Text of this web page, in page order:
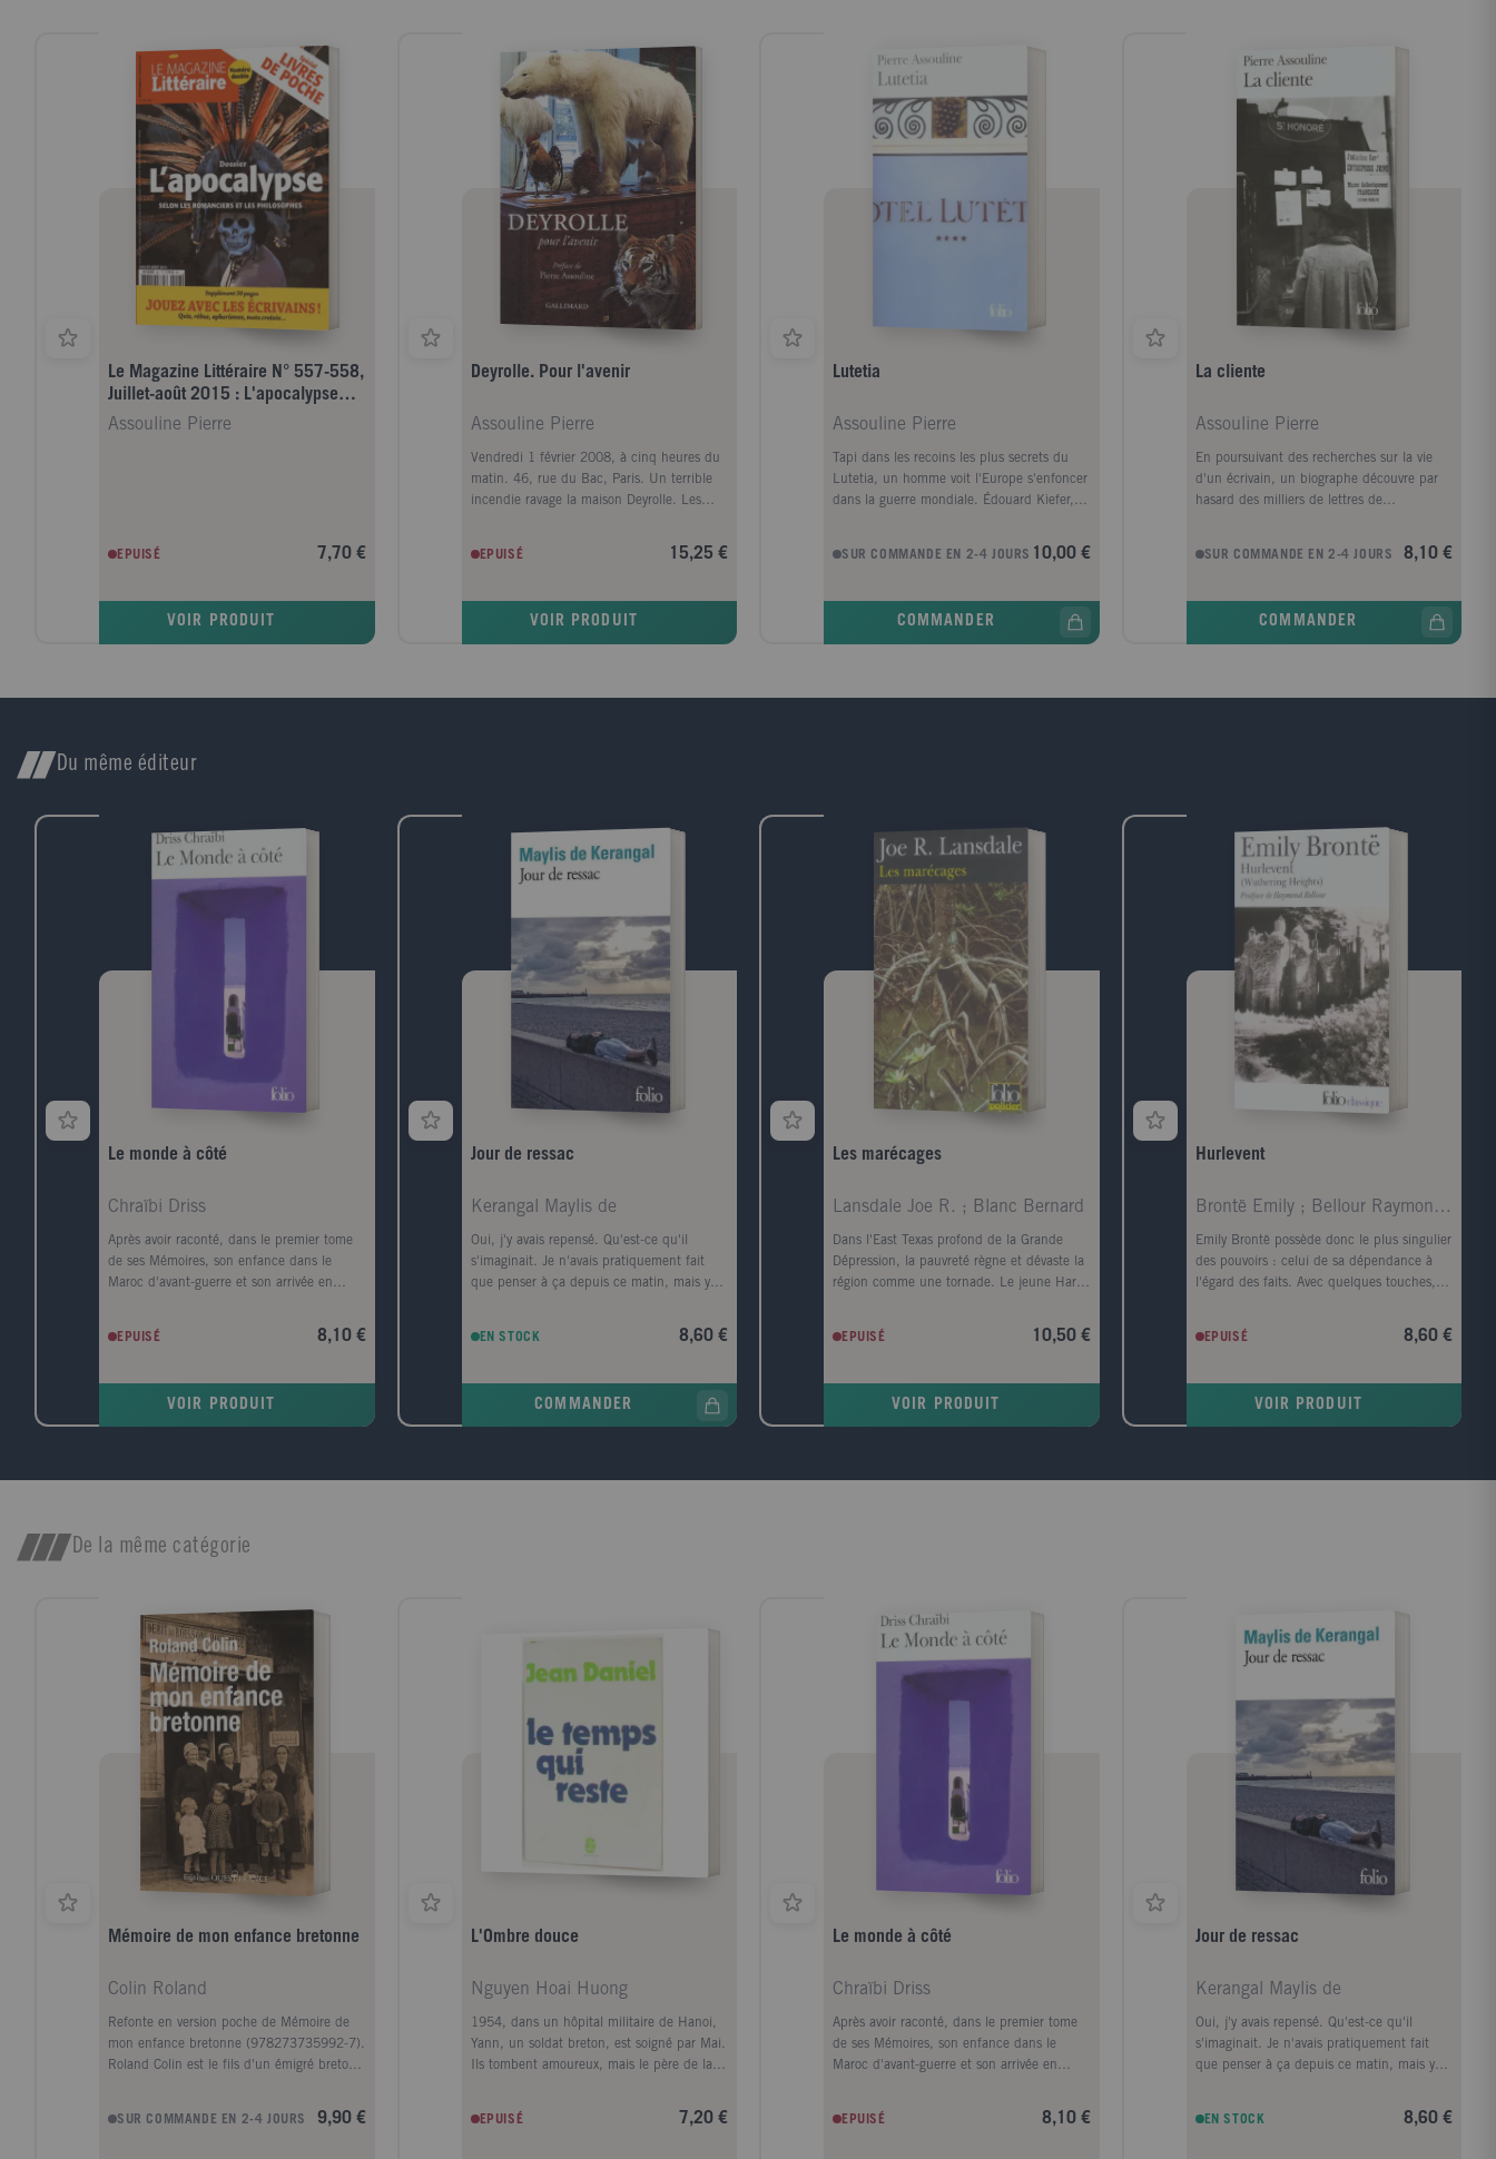
Le Magazine Littéraire N° 557-558,
Juillet-août 2015 : L'apocalypse
selon les romanciers et les phil
Assouline Pierre
EPUISÉ 7,70 €
VOIR PRODUIT
Deyrolle. Pour l'avenir
Assouline Pierre
Vendredi 1 février 2008, à cinq heures du
matin. 46, rue du Bac, Paris. Un terrible
incendie ravage la maison Deyrolle. Les
emblématique qui offrait, depuis plus d'un
les fidèles de l'enseigne à travers le monde.
Car l'art et le savoir-faire de Deyrolle sont
Parmi eux, l'écrivain Pierre Assouline, qui
présente cet hommage à une grande
commun et dont la renaissance contentera
nos imaginaires comme notre soif de
connaître
EPUISÉ 15,25 €
VOIR PRODUIT
Lutetia
Assouline Pierre
Tapi dans les recoins les plus secrets du
Lutetia, un homme voit l'Europe s'enfoncer
dans la guerre mondiale. Édouard Kiefer,
chargé de la sécurité de l'hôtel et de ses
clients. Discret et intouchable, nul ne sait
sombres de la collaboration, cet homme,
pourtant, est hanté par une question :
retour des camps. En accordant précision
biographique et souffle romanesque, Pierre
Assouline redonne vie à la légende perdue
du grand hôtel, avec un art du clair-obscur
qui convient mieux que tout autre au
mythique Lutetia.
SUR COMMANDE EN 2-4 JOURS 10,00 €
COMMANDER
La cliente
Assouline Pierre
En poursuivant des recherches sur la vie
d'un écrivain, un biographe découvre par
hasard des milliers de lettres de
elles sont en principe inconsultables. L'une
d'entre elles concerne l'un de ses propres
quel instinct? Le nom du délateur figure
dans les dossiers. Soit non, mais pas ses
Méditation sur la banalité du mal, ce récit
est celui d'un obsessionnel que la volonté
de comprendre a failli faire basculer de
l'autre côté du miroir.
SUR COMMANDE EN 2-4 JOURS 8,10 €
COMMANDER
Du même éditeur
Le monde à côté
Chraïbi Driss
Après avoir raconté, dans le premier tome
de ses Mémoires, son enfance dans le
Maroc d'avant-guerre et son arrivée en
de son récit autobiographique. Au début
amoureux voué à l'écriture. Puis ses
premiers succès d'écrivain le ramènent à
les années à l'Ile d'Yeu, les amis et les
rencontres (François Mitterrand, Lucien
EPUISÉ 8,10 €
VOIR PRODUIT
Jour de ressac
Kerangal Maylis de
Oui, j'y avais repensé. Qu'est-ce qu'il
s'imaginait. Je n'avais pratiquement fait
que penser à ça depuis ce matin, mais y
ville, d'un premier amour, la forme d'un
porte-conteneurs." Le corps d'un homme
un ticket de cinéma, un numéro de
téléphone, celui de la narratrice.
vestiges d'un amour adolescent.
EN STOCK 8,60 €
COMMANDER
Les marécages
Lansdale Joe R. ; Blanc Bernard
Dans l'East Texas profond de la Grande
Dépression, la pauvreté règne et dévaste la
région comme une tornade. Le jeune Harry
femme noire sur le bord de la rivière
Sabine. Il est convaincu que le meurtre est
un homme est lynché et le père de Harry,
l'homme de loi local, enquête.
EPUISÉ 10,50 €
VOIR PRODUIT
Hurlevent
Brontë Emily ; Bellour Raymond ; Lacretelle Jacque
Emily Brontë possède donc le plus singulier
des pouvoirs : celui de sa dépendance à
l'égard des faits. Avec quelques touches,
rendre le corps superflu ; en parlant de la
lande, elle fait souffler le vent et gronder le
s'harmonise le mieux avec le cadre du
roman tragique d'Emily Brontë, c'est
EPUISÉ 8,60 €
VOIR PRODUIT
De la même catégorie
Mémoire de mon enfance bretonne
Colin Roland
Refonte en version poche de Mémoire de
mon enfance bretonne (978273735992-7).
Roland Colin est le fils d'un émigré breton
étonnante grand-mère qui a vécu trois
guerres (1870, 1914-1918, 1939- 1945),
SUR COMMANDE EN 2-4 JOURS 9,90 €
L'Ombre douce
Nguyen Hoai Huong
1954, dans un hôpital militaire de Hanoi,
Yann, un soldat breton, est soigné par Mai.
Ils tombent amoureux, mais le père de la
s'insurge, elle est bannie de la famille... Ils
se marient en toute hâte, avant que Yann
EPUISÉ 7,20 €
Le monde à côté
Chraïbi Driss
Après avoir raconté, dans le premier tome
de ses Mémoires, son enfance dans le
Maroc d'avant-guerre et son arrivée en
de son récit autobiographique. Au début
EPUISÉ 8,10 €
Jour de ressac
Kerangal Maylis de
Oui, j'y avais repensé. Qu'est-ce qu'il
s'imaginait. Je n'avais pratiquement fait
que penser à ça depuis ce matin, mais y
ville, d'un premier amour, la forme d'un
porte-conteneurs." Le corps d'un homme
EN STOCK 8,60 €